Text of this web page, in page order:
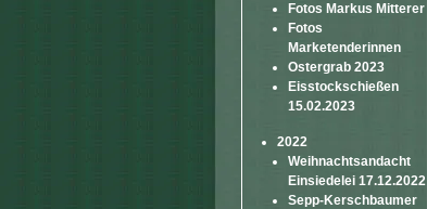
Fotos Markus Mitterer
Fotos
Marketenderinnen
Ostergrab 2023
Eisstockschießen
15.02.2023
2022
Weihnachtsandacht
Einsiedelei 17.12.2022
Sepp-Kerschbaumer